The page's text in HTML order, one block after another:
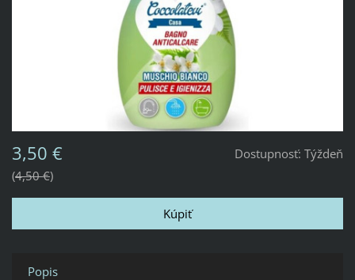
Dostupnosť: Týždeň
3,50 €
4,50 €
Popis